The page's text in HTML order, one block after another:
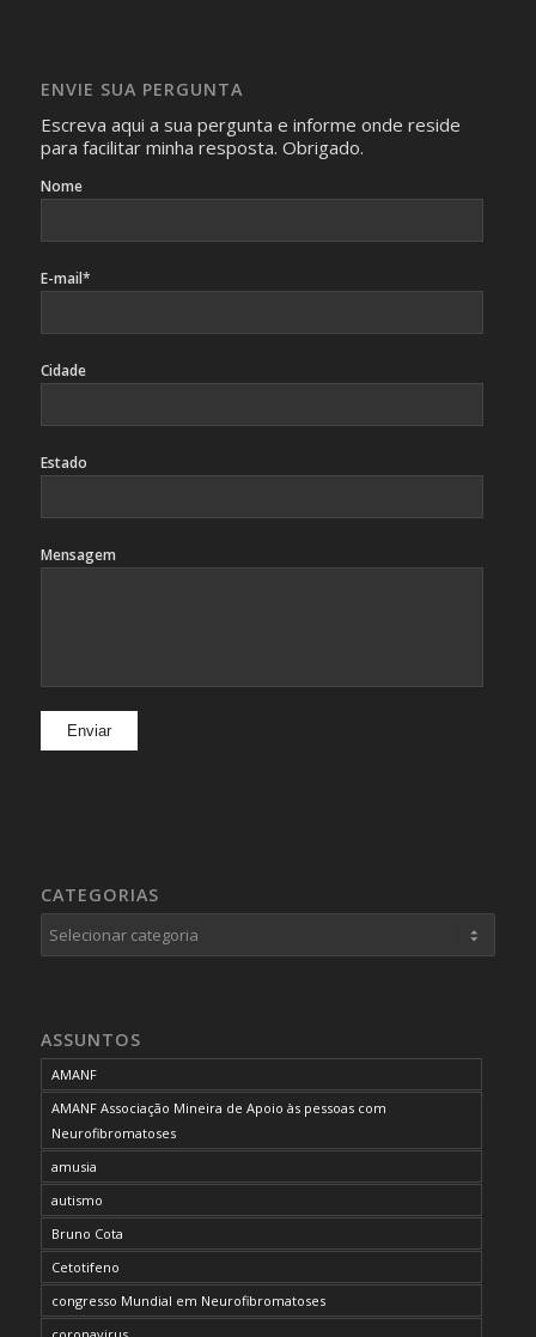
identificação da pessoa fotografada.
ENVIE SUA PERGUNTA
Escreva aqui a sua pergunta e informe onde reside
para facilitar minha resposta. Obrigado.
Nome
E-mail*
Cidade
Estado
Mensagem
CATEGORIAS
Categorias
ASSUNTOS
AMANF
AMANF Associação Mineira de Apoio às pessoas com
Neurofibromatoses
amusia
autismo
Bruno Cota
Cetotifeno
congresso Mundial em Neurofibromatoses